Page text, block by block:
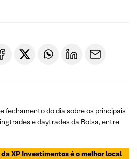
fechamento do dia sobre os principais
e daytrades da Bolsa, entre
XP Investimentos é o melhor local